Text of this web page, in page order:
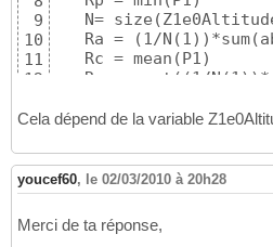
9
10
11
12
14
   N= size
(
   Ra =
(1/N (1) ) *sum(
   Rc = mean
( P1)
   Rq = sqrt
( (1/N (1 ) )
   Rku =1/
(N(1)*Rq^4)
Cela dépend de la variable
youcef60, le 02/03/2010 à 20h28
Merci de ta réponse,